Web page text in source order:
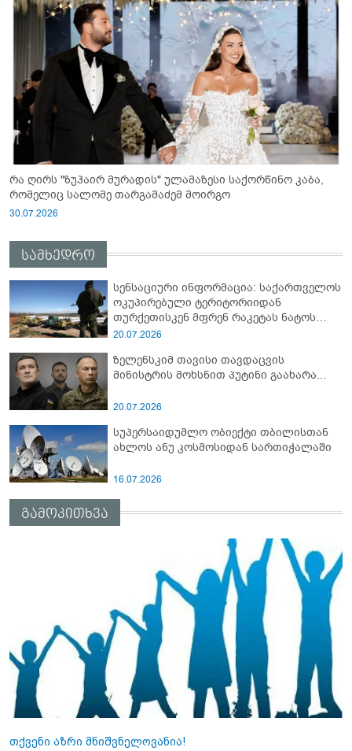
რა ღირს "ზუჰაირ მურადის" ულამაზესი საქორწინო კაბა,
რომელიც სალომე თარგამაძემ მოირგო
30.07.2026
სამხედრო
სენსაციური ინფორმაცია: საქართველოს
ოკუპირებული ტერიტორიიდან
თურქეთისკენ მფრენ რაკეტას ნატოს
სამიტი კინაღამ ჩაუშლია
20.07.2026
ზელენსკიმ თავისი თავდაცვის
მინისტრის მოხსნით პუტინი გაახარა...
20.07.2026
სუპერსაიდუმლო ობიექტი თბილისთან
ახლოს ანუ კოსმოსიდან სართიჭალაში
16.07.2026
გამოკითხვა
თქვენი აზრი მნიშვნელოვანია!